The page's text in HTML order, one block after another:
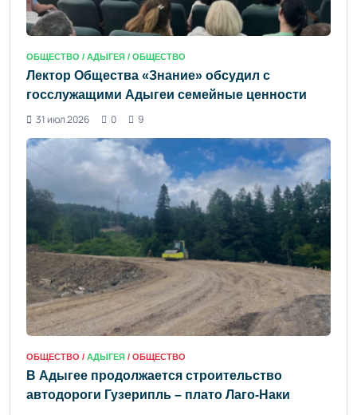
ОБЩЕСТВО / АДЫГЕЯ / ОБЩЕСТВО
Лектор Общества «Знание» обсудил с
госслужащими Адыгеи семейные ценности
31 июл 2026
0 9
ОБЩЕСТВО / АДЫГЕЯ / ОБЩЕСТВО
В Адыгее продолжается строительство
автодороги Гузерипль – плато Лаго-Наки